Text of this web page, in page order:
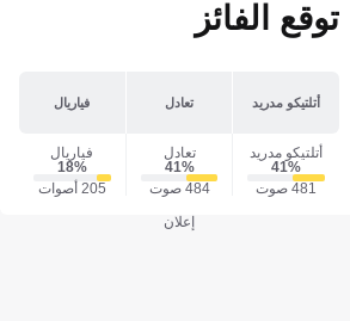
توقع الفائز
أتلتيكو مدريد تعادل فياريال
أتلتيكو مدريد
41‎%‎
481 صوت
تعادل
41‎%‎
484 صوت
فياريال
18‎%‎
205 أصوات
إعلان